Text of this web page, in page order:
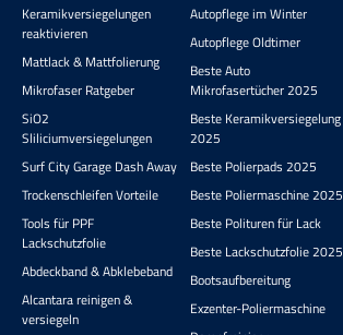
sondern auch ein nachhaltiger
Begleiter in der Fahrzeugpflege.
Keramikversiegelungen
reaktivieren
Mattlack & Mattfolierung
Mikrofaser Ratgeber
SiO2
Sliliciumversiegelungen
Surf City Garage Dash Away
Trockenschleifen Vorteile
Tools für PPF
Lackschutzfolie
Abdeckband & Abklebeband
Alcantara reinigen &
versiegeln
Autopflege im Winter
Autopflege Oldtimer
Beste Auto
Mikrofasertücher 2025
Beste Keramikversiegelung
2025
Beste Polierpads 2025
Beste Poliermaschine 2025
Beste Polituren für Lack
Beste Lackschutzfolie 2025
Bootsaufbereitung
Exzenter-Poliermaschine